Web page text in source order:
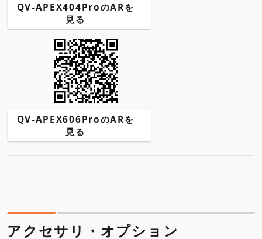
QV-APEX404ProのARを
見る
QV-APEX606ProのARを
見る
アクセサリ・オプション